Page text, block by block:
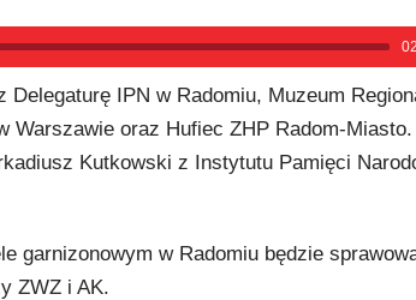
Delegaturę IPN w Radomiu, Muzeum
Warszawie oraz Hufiec ZHP Radom-
Kutkowski z Instytutu Pamięci
garnizonowym w Radomiu będzie
ZWZ i AK.